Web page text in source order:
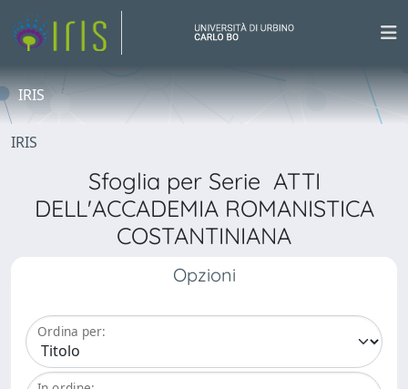
IRIS
IRIS
Sfoglia per Serie ATTI
DELL'ACCADEMIA ROMANISTICA
COSTANTINIANA
Opzioni
Ordina per: